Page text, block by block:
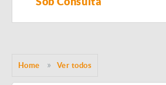
Home Ver todos